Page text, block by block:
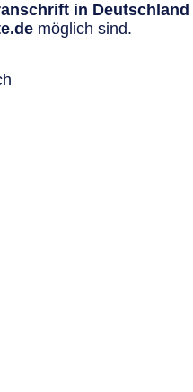
in Deutschland
möglich sind.